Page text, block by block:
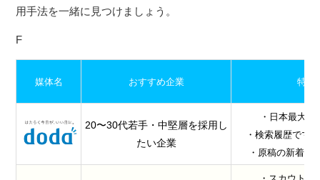
用手法を一緒に見つけましょう。
F
媒体名 おすすめ企業 特徴
20〜30代若手・中堅層を採用し
たい企業
・日本最大級
・検索履歴でマ
・原稿の新着扱